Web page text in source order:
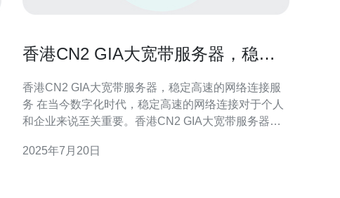
香港CN2 GIA大宽带服务器，稳定
香港CN2 GIA大宽带服务器，稳定高速的网络连接服
务 在当今数字化时代，稳定高速的网络连接对于个人
和企业来说至关重要。香港CN2 GIA大宽带服务器提
上网体验。 香港CN2 GIA大宽带服务器是一种基于互
2025年7月20日